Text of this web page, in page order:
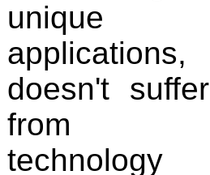
unique
applications,
doesn't suffer
from
technology